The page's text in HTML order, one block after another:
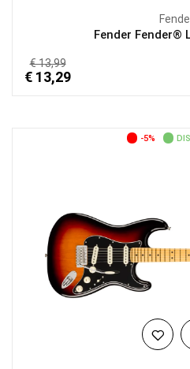
Fender Fender®
€ 13,99
€ 13,29
-5%